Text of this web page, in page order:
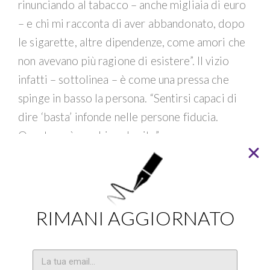
rinunciando al tabacco – anche migliaia di euro
– e chi mi racconta di aver abbandonato, dopo
le sigarette, altre dipendenze, come amori che
non avevano più ragione di esistere”. Il vizio
infatti – sottolinea – è come una pressa che
spinge in basso la persona. “Sentirsi capaci di
dire ‘basta’ infonde nelle persone fiducia.
Questo può cambiare la vita”.
Ma Bricci, con l’esperienza (e dopo una
brevissima parentesi da fumatrice per smaltire
le pene di un amore finito) è diventata
categorica: “Smettere di fumare deve voler
dire ‘per sempre’. Per continuare ad essere non
fumatori nel tempo, è necessario tenere
lontana anche la sigaretta occasionale. Persino
RIMANI AGGIORNATO